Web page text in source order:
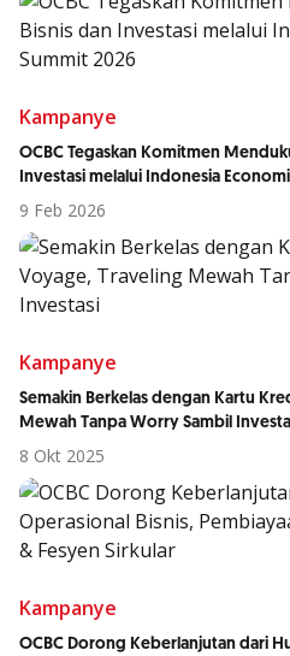
Kampanye
OCBC Tegaskan Komitmen
Investasi melalui Indonesia
9 Feb 2026
Kampanye
Semakin Berkelas dengan Kartu
Mewah Tanpa Worry Sambil
8 Okt 2025
Kampanye
OCBC Dorong Keberlanjutan dari